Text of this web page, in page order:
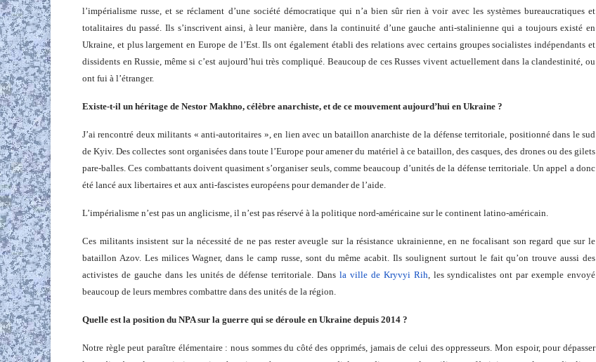
l’impérialisme russe, et se réclament d’une société démocratique qui n’a bien sûr rien à voir avec les systèmes bureaucratiques et
totalitaires du passé. Ils s’inscrivent ainsi, à leur manière, dans la continuité d’une gauche anti-stalinienne qui a toujours existé en
Ukraine, et plus largement en Europe de l’Est. Ils ont également établi des relations avec certains groupes socialistes indépendants et
dissidents en Russie, même si c’est aujourd’hui très compliqué. Beaucoup de ces Russes vivent actuellement dans la clandestinité, ou
ont fui à l’étranger.
Existe-t-il un héritage de Nestor Makhno, célèbre anarchiste, et de ce mouvement aujourd’hui en Ukraine ?
J’ai rencontré deux militants « anti-autoritaires », en lien avec un bataillon anarchiste de la défense territoriale, positionné dans le sud
de Kyiv. Des collectes sont organisées dans toute l’Europe pour amener du matériel à ce bataillon, des casques, des drones ou des gilets
pare-balles. Ces combattants doivent quasiment s’organiser seuls, comme beaucoup d’unités de la défense territoriale. Un appel a donc
été lancé aux libertaires et aux anti-fascistes européens pour demander de l’aide.
L’impérialisme n’est pas un anglicisme, il n’est pas réservé à la politique nord-américaine sur le continent latino-américain.
Ces militants insistent sur la nécessité de ne pas rester aveugle sur la résistance ukrainienne, en ne focalisant son regard que sur le
bataillon Azov. Les milices Wagner, dans le camp russe, sont du même acabit. Ils soulignent surtout le fait qu’on trouve aussi des
activistes de gauche dans les unités de défense territoriale. Dans la ville de Kryvyi Rih , les syndicalistes ont par exemple envoyé
beaucoup de leurs membres combattre dans des unités de la région.
Quelle est la position du NPA sur la guerre qui se déroule en Ukraine depuis 2014 ?
Notre règle peut paraître élémentaire : nous sommes du côté des opprimés, jamais de celui des oppresseurs. Mon espoir, pour dépasser